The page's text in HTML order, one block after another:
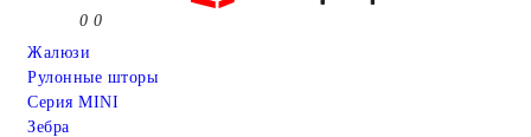
0 0
Жалюзи
Рулонные шторы
Серия MINI
Зебра